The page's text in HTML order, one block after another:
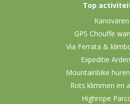
Top
Kanovaren
GPS Chouffe
Via Ferrata &
Expeditie
Mountainbike
Rots klimmen en
Highrope